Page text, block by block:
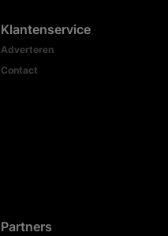
Klantenservice
Adverteren
Contact
Partners